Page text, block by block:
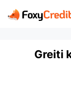
Greiti